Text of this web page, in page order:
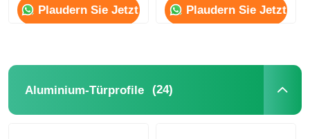
Plaudern Sie Jetzt Plaudern Sie Jetzt
Aluminium-Türprofile (24)